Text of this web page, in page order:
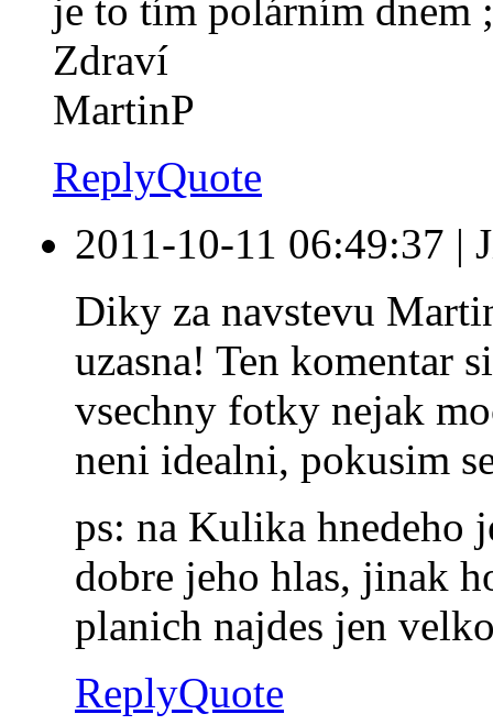
je to tím polárním dnem
Zdraví
MartinP
ReplyQuote
2011-10-11 06:49:37 |
Diky za navstevu
uzasna! Ten komentar
vsechny fotky nejak
neni idealni, pokusim
ps: na Kulika hnedeho
dobre jeho hlas, jinak
planich najdes jen
ReplyQuote